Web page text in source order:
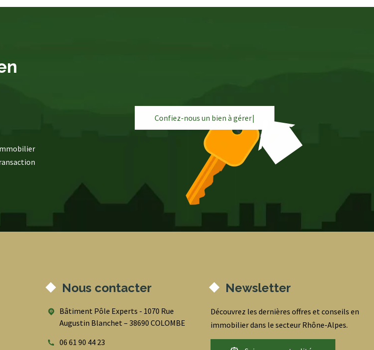
Confiez-nous un bien àgére|
Nous contacter
Bâtiment Pôle Experts - 1070 Rue
Augustin Blanchet – 38690 COLOMBE
06 61 90 44 23
Newsletter
Découvrez les dernières offres et conseils en
immobilier dans le secteur Rhône-Alpes.